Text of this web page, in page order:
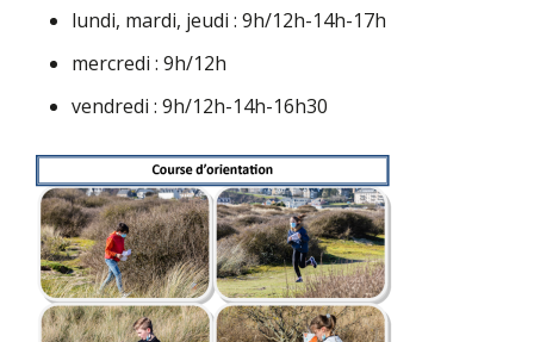
lundi, mardi, jeudi : 9h/12h-14h-17h
mercredi : 9h/12h
vendredi : 9h/12h-14h-16h30